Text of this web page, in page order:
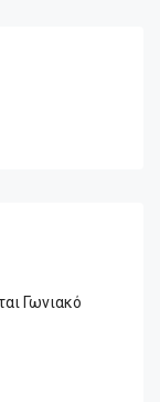
Γωνιακό